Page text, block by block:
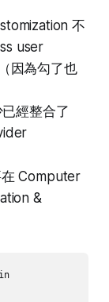
不
user
因為勾了也
經整合了
在 Computer
&